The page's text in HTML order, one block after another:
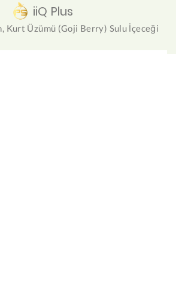
iiQ Plus
Kurt Üzümü (Goji Berry) Sulu İçeceği